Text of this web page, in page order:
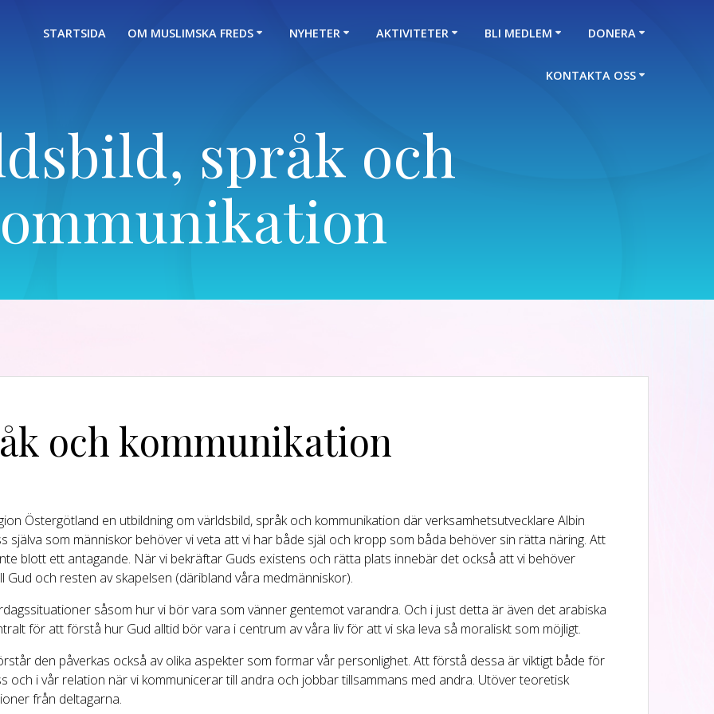
STARTSIDA OM MUSLIMSKA FREDS NYHETER AKTIVITETER BLI MEDLEM DONERA
KONTAKTA OSS
språk och
och kommunikation
Östergötland en utbildning om världsbild, språk och kommunikation där verksamhetsutvecklare Albin
själva som människor behöver vi veta att vi har både själ och kropp som båda behöver sin rätta näring. Att
blott ett antagande. När vi bekräftar Guds existens och rätta plats innebär det också att vi behöver
och resten av skapelsen (däribland våra medmänniskor).
såsom hur vi bör vara som vänner gentemot varandra. Och i just detta är även det arabiska
för att förstå hur Gud alltid bör vara i centrum av våra liv för att vi ska leva så moraliskt som möjligt.
den påverkas också av olika aspekter som formar vår personlighet. Att förstå dessa är viktigt både för
och i vår relation när vi kommunicerar till andra och jobbar tillsammans med andra. Utöver teoretisk
från deltagarna.